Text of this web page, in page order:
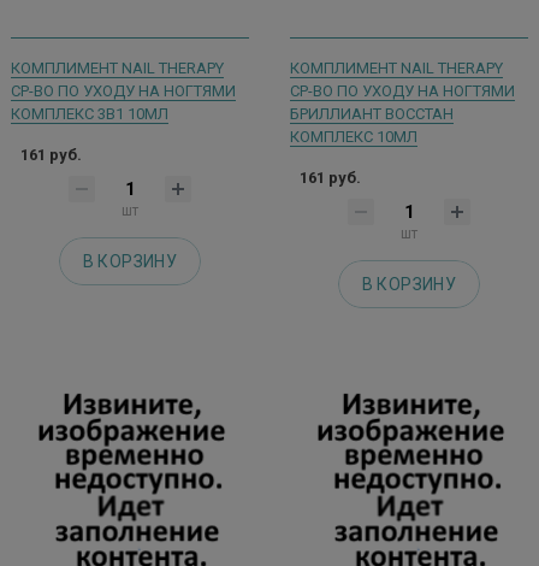
КОМПЛИМЕНТ NAIL THERAPY
СР-ВО ПО УХОДУ НА НОГТЯМИ
КОМПЛЕКС 3В1 10МЛ
161 руб.
шт
В КОРЗИНУ
КОМПЛИМЕНТ NAIL THERAPY
СР-ВО ПО УХОДУ НА НОГТЯМИ
БРИЛЛИАНТ ВОССТАН
КОМПЛЕКС 10МЛ
161 руб.
шт
В КОРЗИНУ